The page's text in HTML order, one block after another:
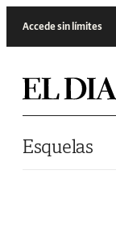
Accede sin límites
Esquelas